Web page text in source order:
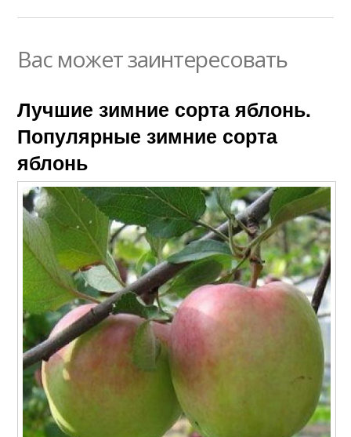
Вас может заинтересовать
Лучшие зимние сорта яблонь.
Популярные зимние сорта
яблонь